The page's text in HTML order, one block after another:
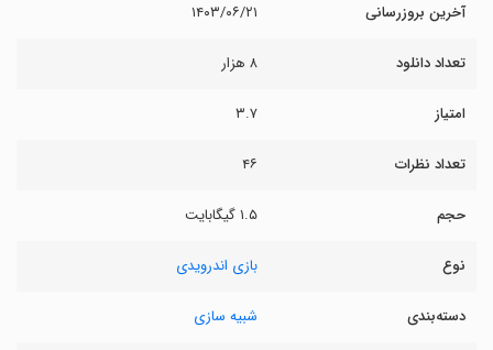
آخرین بروزرسانی ۱۴۰۳/۰۶/۲۱
تعداد دانلود ۸ هزار
امتیاز ۳.۷
تعداد نظرات ۴۶
حجم ۱.۵ گیگابایت
نوع بازی اندرویدی
دسته‌بندی شبیه سازی